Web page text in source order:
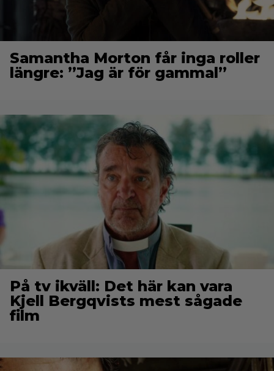
Samantha Morton får inga roller
längre: ”Jag är för gammal”
På tv ikväll: Det här kan vara
Kjell Bergqvists mest sågade
film